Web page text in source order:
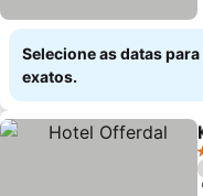
Selecione as datas
exatos.